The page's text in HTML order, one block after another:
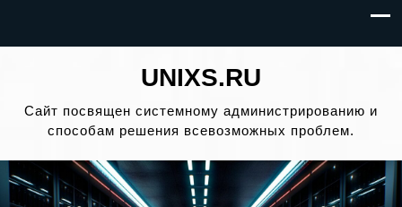
UNIXS.RU
Сайт посвящен системному администрированию и
способам решения всевозможных проблем.